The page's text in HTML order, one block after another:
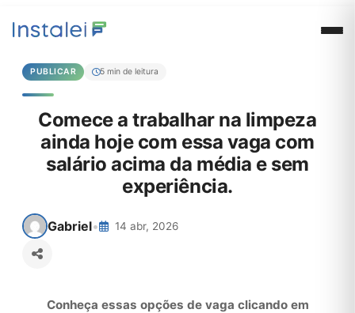
PUBLICAR 5 min de leitura
Comece a trabalhar na limpeza
ainda hoje com essa vaga com
salário acima da média e sem
experiência.
Gabriel• 14 abr, 2026
Conheça essas opções de vaga clicando em